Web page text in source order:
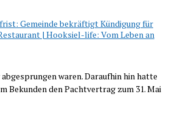
Gemeinde bekräftigt Kündigung für
| Hooksiel-life: Vom Leben an
waren. Daraufhin hin hatte
Bekunden den Pachtvertrag zum 31. Mai